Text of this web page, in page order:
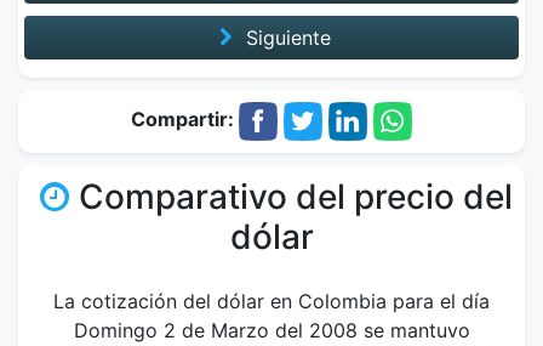
Siguiente
Compartir:
Comparativo del precio del
dólar
La cotización del dólar en Colombia para el día
Domingo 2 de Marzo del 2008 se mantuvo